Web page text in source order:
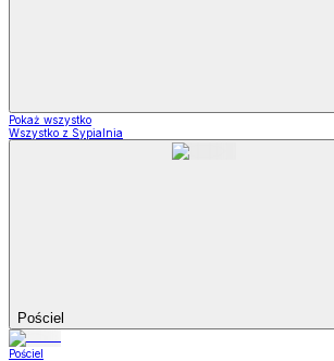
Pokaż wszystko
Wszystko z Sypialnia
Pościel
Pościel